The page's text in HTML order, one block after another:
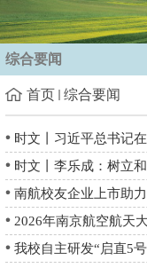
综合要闻
首页 综合要闻
时文丨李乐成：树立
南航校友企业上市助
2026年南京航空航天
我校自主研发“启直5